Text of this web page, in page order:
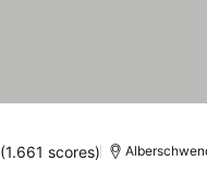
(1.661 scores)